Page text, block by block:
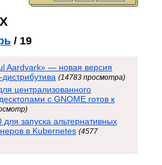
/ 19
Aardvark» ­— новая версия
(14783 просмотра)
централизованного
с GNOME готов к
запуска альтернативных
в Kubernetes (4577